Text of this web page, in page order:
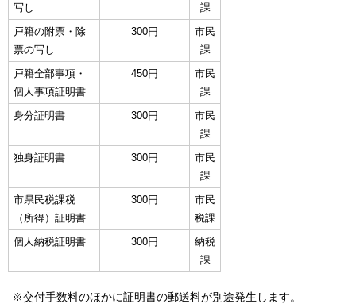
写し
課
戸籍の附票・除
票の写し
300円
市民
課
戸籍全部事項・
個人事項証明書
450円
市民
課
身分証明書
300円
市民
課
独身証明書
300円
市民
課
市県民税課税
（所得）証明書
300円
市民
税課
個人納税証明書
300円
納税
課
※交付手数料のほかに証明書の郵送料が別途発生します。